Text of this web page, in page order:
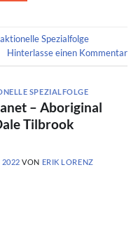
Spezialfolge
Hinterlasse einen Kommentar
SPEZIALFOLGE
– Aboriginal
Tilbrook
2022 VON ERIK LORENZ